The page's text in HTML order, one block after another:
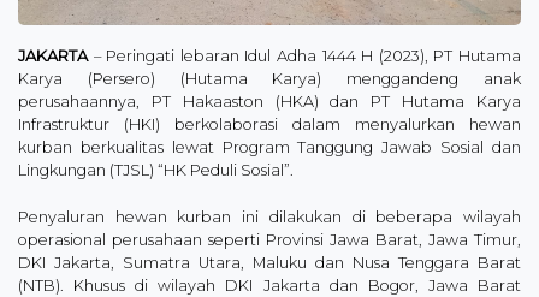
JAKARTA– Peringati lebaran Idul Adha 1444 H (2023), PT Hutama
Karya (Persero) (Hutama Karya) menggandeng anak
perusahaannya, PT Hakaaston (HKA) dan PT Hutama Karya
Infrastruktur (HKI) berkolaborasi dalam menyalurkan hewan
kurban berkualitas lewat Program Tanggung Jawab Sosial dan
Lingkungan (TJSL) “HK Peduli Sosial”.
Penyaluran hewan kurban ini dilakukan di beberapa wilayah
operasional perusahaan seperti Provinsi Jawa Barat, Jawa Timur,
DKI Jakarta, Sumatra Utara, Maluku dan Nusa Tenggara Barat
(NTB). Khusus di wilayah DKI Jakarta dan Bogor, Jawa Barat